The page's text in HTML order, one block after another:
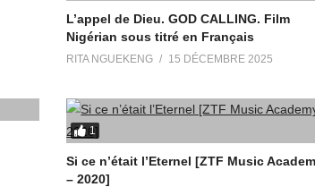
L’appel de Dieu. GOD CALLING. Film
Nigérian sous titré en Français
RITA NGUEKENG 15 DÉCEMBRE 2025
1
Si ce n’était l’Eternel [ZTF Music
– 2020]